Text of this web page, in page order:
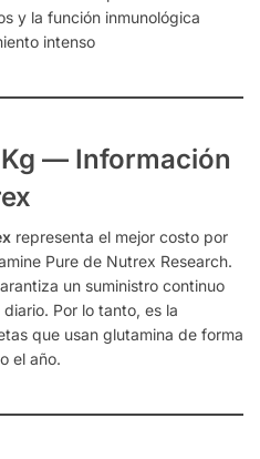
y la función inmunológica
intenso
Kg — Información
representa el mejor costo por
Pure de Nutrex Research.
un suministro continuo
Por lo tanto, es la
que usan glutamina de forma
el año.